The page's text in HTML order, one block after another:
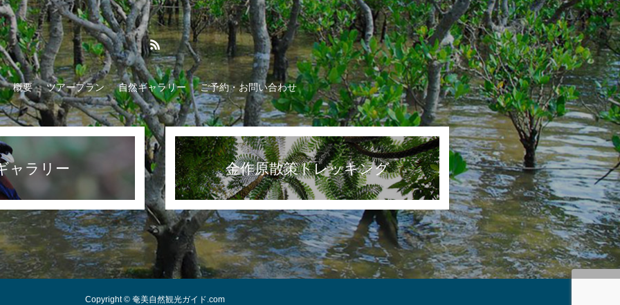
概要 ツアープラン 自然ギャラリー ご予約・お問い合わせ
ャラリー 金作原散策トレッキング
Copyright © 奄美自然観光ガイド.com